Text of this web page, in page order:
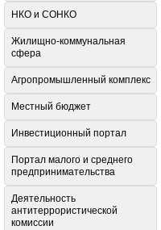
НКО и СОНКО
Жилищно-коммунальная
сфера
Агропромышленный комплекс
Местный бюджет
Инвестиционный портал
Портал малого и среднего
предпринимательства
Деятельность
антитеррористической
комиссии